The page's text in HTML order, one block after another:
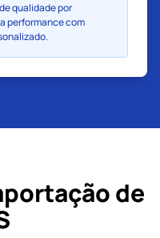
qualidade por
performance com
de